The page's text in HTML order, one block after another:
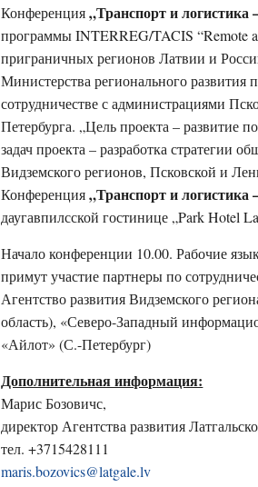
Конференция„Транспорт и
программы INTERREG/TACIS “Remote
приграничных регионов Латвии и
Министерства регионального
сотрудничестве с администрациями
Петербурга. „Цель проекта – развитие
задач проекта – разработка стратегии
Видземского регионов, Псковской и
Конференция„Транспорт и
даугавпилсской гостинице „Park Hotel
Начало конференции 10.00. Рабочие
примут участие партнеры по
Агентство развития Видземского
область), «Северо-Западный
«Айлот» (С.-Петербург)
Дополнительная информация:
Марис Бозовичс,
директор Агентства развития
тел. +3715428111
maris.bozovics@latgale.lv